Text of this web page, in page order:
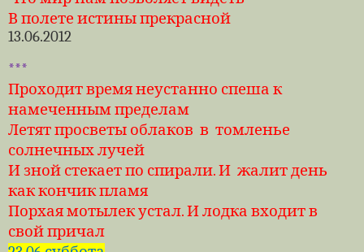
В полете истины прекрасной
13.06.2012
***
Проходит время неустанно спеша к
намеченным пределам
Летят просветы облаков в томленье
солнечных лучей
И зной стекает по спирали. И жалит день
как кончик пламя
Порхая мотылек устал. И лодка входит в
свой причал